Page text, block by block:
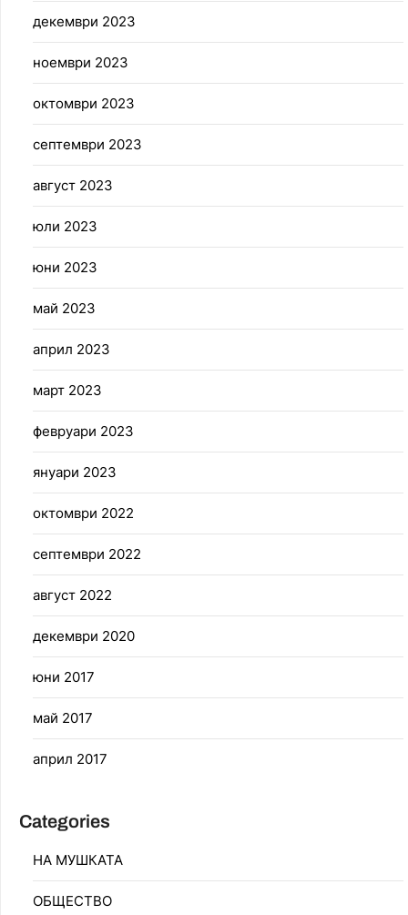
декември 2023
ноември 2023
октомври 2023
септември 2023
август 2023
юли 2023
юни 2023
май 2023
април 2023
март 2023
февруари 2023
януари 2023
октомври 2022
септември 2022
август 2022
декември 2020
юни 2017
май 2017
април 2017
Categories
НА МУШКАТА
ОБЩЕСТВО